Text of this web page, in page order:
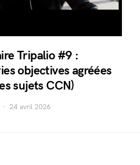
Tripalio #9 :
objectives agréées
sujets CCN)
24 avril 2026